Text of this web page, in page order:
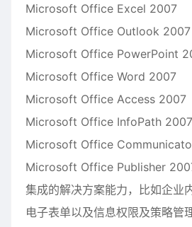
Microsoft Office Excel 2007
Microsoft Office Outlook 2007
Microsoft Office PowerPoint
Microsoft Office Word 2007
Microsoft Office Access 2007
Microsoft Office InfoPath 2007
Microsoft Office
Microsoft Office Publisher
集成的解决方案能力，比如企业
电子表单以及信息权限及策略管